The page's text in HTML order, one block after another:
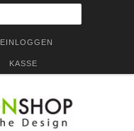
EINLOGGEN
KASSE